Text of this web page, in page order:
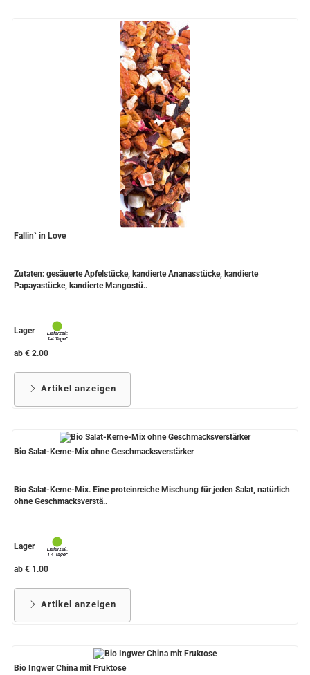
Fallin` in Love
Zutaten: gesäuerte Apfelstücke, kandierte Ananasstücke, kandierte
Papayastücke, kandierte Mangostü..
Lager
ab € 2.00
Artikel anzeigen
Bio Salat-Kerne-Mix ohne Geschmacksverstärker
Bio Salat-Kerne-Mix. Eine proteinreiche Mischung für jeden Salat, natürlich
ohne Geschmacksverstä..
Lager
ab € 1.00
Artikel anzeigen
Bio Ingwer China mit Fruktose